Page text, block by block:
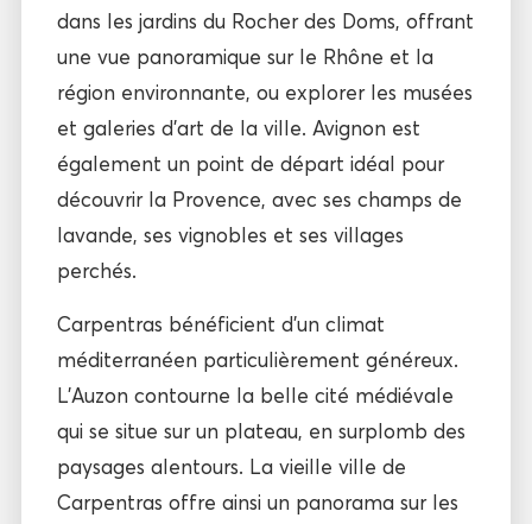
dans les jardins du Rocher des Doms, offrant
une vue panoramique sur le Rhône et la
région environnante, ou explorer les musées
et galeries d’art de la ville. Avignon est
également un point de départ idéal pour
découvrir la Provence, avec ses champs de
lavande, ses vignobles et ses villages
perchés.
Carpentras bénéficient d’un climat
méditerranéen particulièrement généreux.
L’Auzon contourne la belle cité médiévale
qui se situe sur un plateau, en surplomb des
paysages alentours. La vieille ville de
Carpentras offre ainsi un panorama sur les